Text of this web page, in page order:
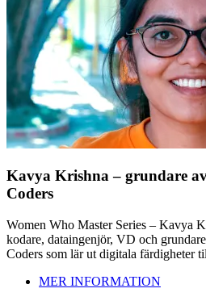
Kavya Krishna – grundare
Coders
Women Who Master Series – Kavya
kodare, dataingenjör, VD och
Coders som lär ut digitala färdigheter
MER INFORMATION